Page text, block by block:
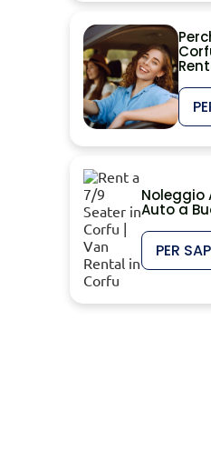
Termini
Blog
Online
Noleggio
Auto a
PER